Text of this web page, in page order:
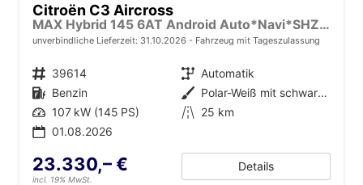
Citroën C3 Aircross
MAX Hybrid 145 6AT Android Auto*Navi*SHZ*Kamera*Totwinkel*Keyless*17"*Klimaauto
unverbindliche Lieferzeit: 31.10.2026 Fahrzeug mit Tageszulassung
Fahrzeugnr. 39614 Getriebe Automatik
Kraftstoff Benzin Außenfarbe
Polar-Weiß mit schwarzem Dach
Leistung 107 kW (145 PS) Kilometerstand 25 km
01.08.2026
23.330,– €
incl. 19% MwSt.
Details